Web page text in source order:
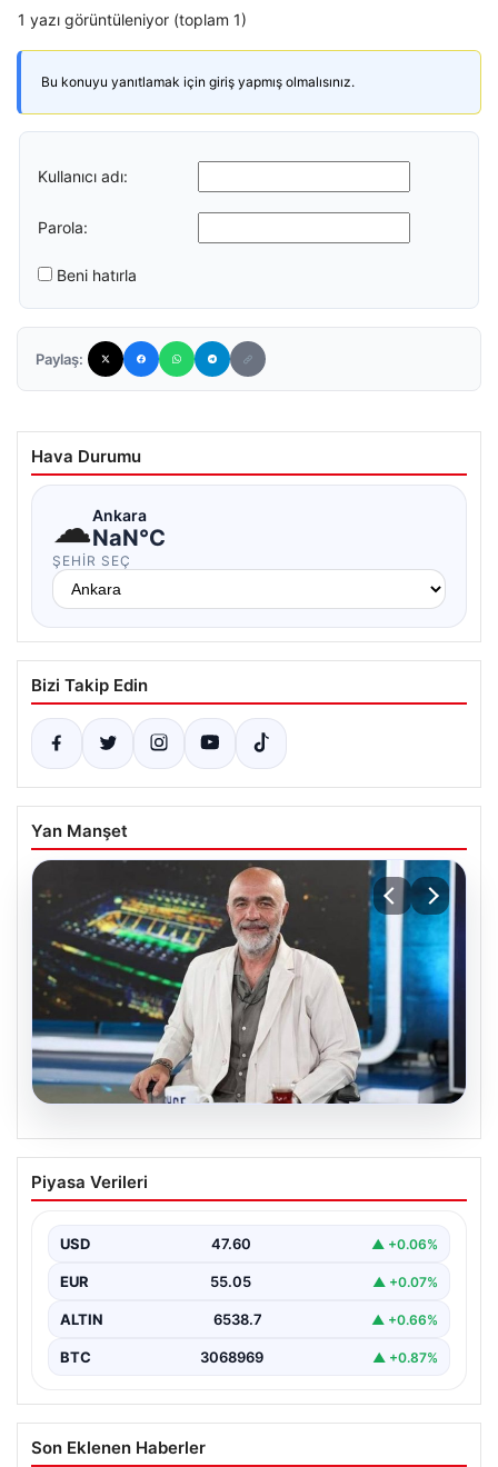
1 yazı görüntüleniyor (toplam 1)
Bu konuyu yanıtlamak için giriş yapmış olmalısınız.
Kullanıcı adı:
Parola:
Beni hatırla
Paylaş:
Hava Durumu
☁Ankara
NaN°C
ŞEHIR SEÇ
Bizi Takip Edin
Yan Manşet
05.08.2026
Fenerbahçe’de Cihan Kamer’den
Transfer Haberi: Forvet İçin Kritik Tarih
Fenerbahçe'nin futbol şubelerinden sorumlu
gerçekleşen Sturm Graz…
Piyasa Verileri
USD 47.60 ▲ +0.06%
EUR 55.05 ▲ +0.07%
ALTIN 6538.7 ▲ +0.66%
BTC 3068969 ▲ +0.87%
Son Eklenen Haberler